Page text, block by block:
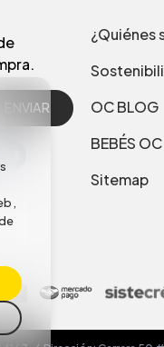
ENVIAR
¿Quiénes
OC BLOG
BEBÉS OC
Sitemap